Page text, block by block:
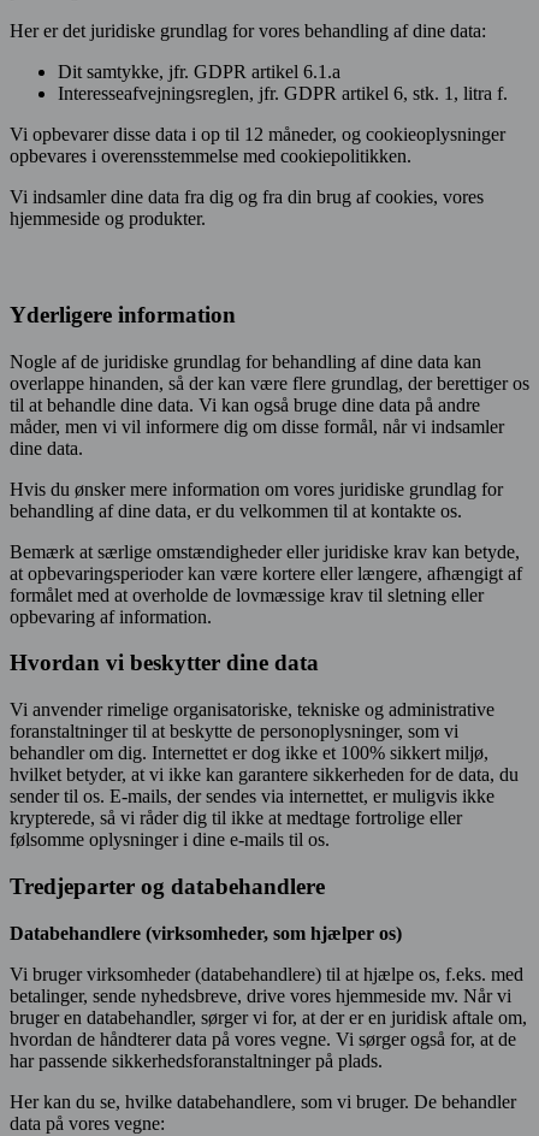
Her er det juridiske grundlag for vores behandling af dine data:
Dit samtykke, jfr. GDPR artikel 6.1.a
Interesseafvejningsreglen, jfr. GDPR artikel 6, stk. 1, litra f.
Vi opbevarer disse data i op til 12 måneder, og cookieoplysninger
opbevares i overensstemmelse med cookiepolitikken.
Vi indsamler dine data fra dig og fra din brug af cookies, vores
hjemmeside og produkter.
Yderligere information
Nogle af de juridiske grundlag for behandling af dine data kan
overlappe hinanden, så der kan være flere grundlag, der berettiger os
til at behandle dine data. Vi kan også bruge dine data på andre
måder, men vi vil informere dig om disse formål, når vi indsamler
dine data.
Hvis du ønsker mere information om vores juridiske grundlag for
behandling af dine data, er du velkommen til at kontakte os.
Bemærk at særlige omstændigheder eller juridiske krav kan betyde,
at opbevaringsperioder kan være kortere eller længere, afhængigt af
formålet med at overholde de lovmæssige krav til sletning eller
opbevaring af information.
Hvordan vi beskytter dine data
Vi anvender rimelige organisatoriske, tekniske og administrative
foranstaltninger til at beskytte de personoplysninger, som vi
behandler om dig. Internettet er dog ikke et 100% sikkert miljø,
hvilket betyder, at vi ikke kan garantere sikkerheden for de data, du
sender til os. E-mails, der sendes via internettet, er muligvis ikke
krypterede, så vi råder dig til ikke at medtage fortrolige eller
følsomme oplysninger i dine e-mails til os.
Tredjeparter og databehandlere
Databehandlere (virksomheder, som hjælper os)
Vi bruger virksomheder (databehandlere) til at hjælpe os, f.eks. med
betalinger, sende nyhedsbreve, drive vores hjemmeside mv. Når vi
bruger en databehandler, sørger vi for, at der er en juridisk aftale om,
hvordan de håndterer data på vores vegne. Vi sørger også for, at de
har passende sikkerhedsforanstaltninger på plads.
Her kan du se, hvilke databehandlere, som vi bruger. De behandler
data på vores vegne: